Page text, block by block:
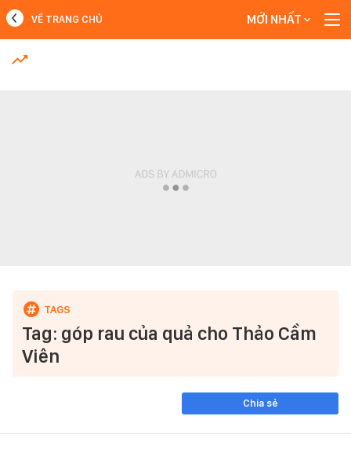
MỚI NHẤT
VỀ TRANG CHỦ MỚI NHẤT
Tag: góp rau của quả cho Thảo Cầm
Viên
Chia sẻ